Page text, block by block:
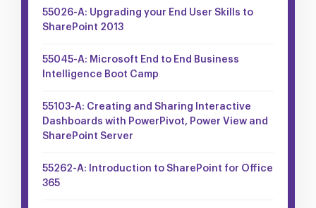
55026-A: Upgrading your End User Skills to
SharePoint 2013
55045-A: Microsoft End to End Business
Intelligence Boot Camp
55103-A: Creating and Sharing Interactive
Dashboards with PowerPivot, Power View and
SharePoint Server
55262-A: Introduction to SharePoint for Office
365